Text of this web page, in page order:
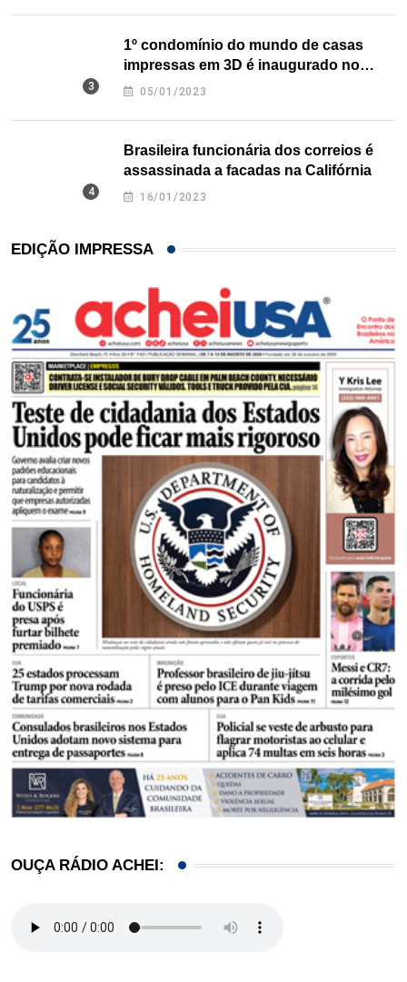
1º condomínio do mundo de casas
impressas em 3D é inaugurado no
Texas
05/01/2023
Brasileira funcionária dos correios é
assassinada a facadas na Califórnia
16/01/2023
EDIÇÃO IMPRESSA
OUÇA RÁDIO ACHEI: